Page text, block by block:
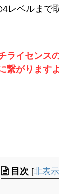
レベルまで
ライセンス
繋がりますよ
目次 [非表示